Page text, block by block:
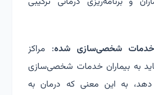
: مراکز
به بیماران خدمات شخصی‌سازی
دهد، به این معنی که درمان به